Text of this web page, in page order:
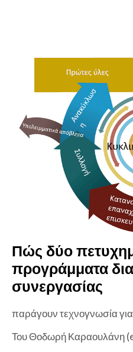
Πώς δύο
προγράμματα
συνεργασίας
παράγουν τεχνογνωσία
Του Θοδωρή Καραουλάνη